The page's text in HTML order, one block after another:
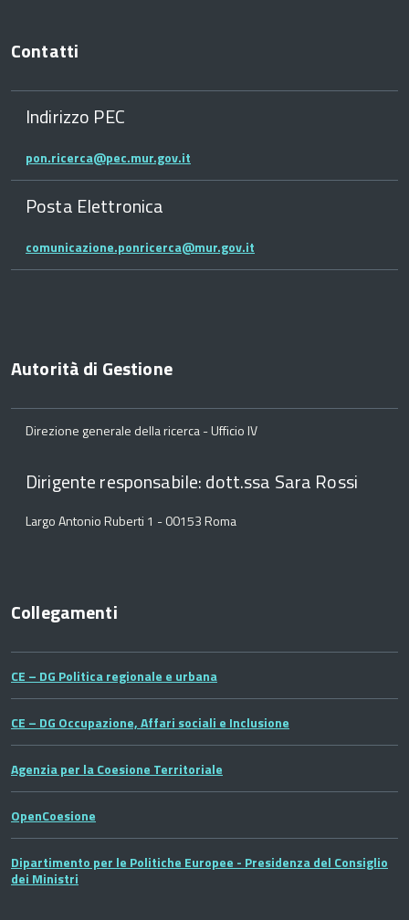
Contatti
Indirizzo PEC
pon.ricerca@pec.mur.gov.it
Posta Elettronica
comunicazione.ponricerca@mur.gov.it
Autorità di Gestione
Direzione generale della ricerca - Ufficio IV
Dirigente responsabile: dott.ssa Sara Rossi
Largo Antonio Ruberti 1 - 00153 Roma
Collegamenti
CE – DG Politica regionale e urbana
CE – DG Occupazione, Affari sociali e Inclusione
Agenzia per la Coesione Territoriale
OpenCoesione
Dipartimento per le Politiche Europee - Presidenza del Consiglio
dei Ministri